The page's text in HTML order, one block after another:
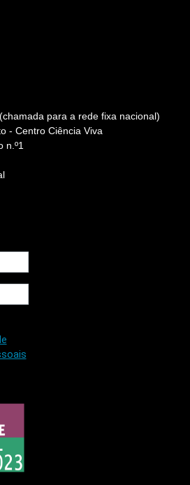
para a rede fixa nacional)
- Centro Ciência Viva
n.º1